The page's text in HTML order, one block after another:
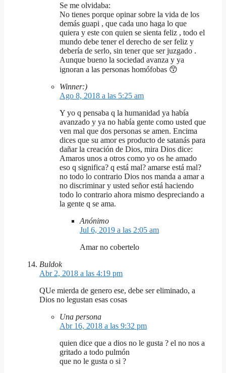
Se me olvidaba:
No tienes porque opinar sobre la vida de los
demás guapi , que cada uno haga lo que
quiera y este con quien se sienta feliz , todo el
mundo debe tener el derecho de ser feliz y
debería de serlo, sin tener que ser juzgado .
Aunque bueno la sociedad avanza y ya
ignoran a las personas homófobas 😙
Winner:)
Ago 8, 2018 a las 5:25 am
Y yo q pensaba q la humanidad ya había
avanzado y ya no había gente como usted que
ven mal que dos personas se amen. Encima
dices que su amor es producto de satanás para
dañar la creación de Dios, mira Dios dice:
Amaros unos a otros como yo os he amado
eso q significa? q está mal? amarse está mal?
no todo lo contrario Dios nos manda a amar a
no discriminar y usted señor está haciendo
todo lo contrario ahora mismo despreciando a
la gente q se ama.
Anónimo
Jul 6, 2019 a las 2:05 am
Amar no cobertelo
Buldok
Abr 2, 2018 a las 4:19 pm
QUe mierda de genero ese, debe ser eliminado, a
Dios no legustan esas cosas
Una persona
Abr 16, 2018 a las 9:32 pm
quien dice que a dios no le gusta ? el no nos a
gritado a todo pulmón
que no le gusta o si ?